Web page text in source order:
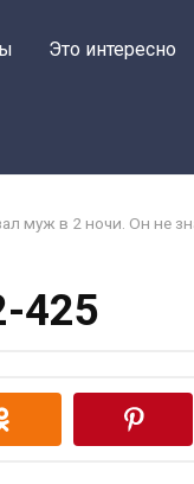
Это интересно
муж в 2 ночи. Он не
425